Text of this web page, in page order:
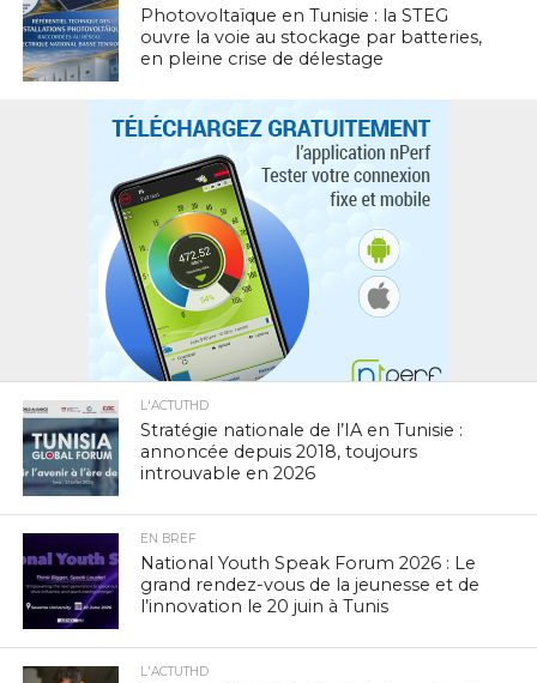
Photovoltaïque en Tunisie : la STEG
ouvre la voie au stockage par batteries,
en pleine crise de délestage
L'ACTUTHD
Stratégie nationale de l’IA en Tunisie :
annoncée depuis 2018, toujours
introuvable en 2026
EN BREF
National Youth Speak Forum 2026 : Le
grand rendez-vous de la jeunesse et de
l’innovation le 20 juin à Tunis
L'ACTUTHD